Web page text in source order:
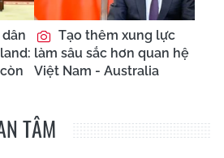
Tạo thêm xung lực
làm sâu sắc hơn quan hệ
Việt Nam - Australia
TÂM